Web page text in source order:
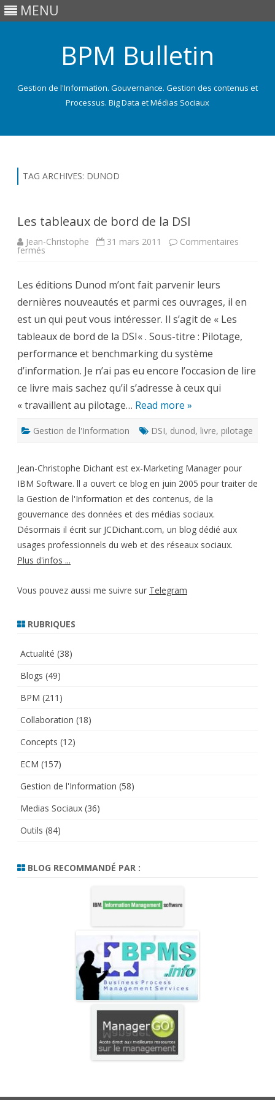
MENU
BPM Bulletin
Gestion de l'Information. Gouvernance. Gestion des contenus et
Processus. Big Data et Médias Sociaux
TAG ARCHIVES: DUNOD
Les tableaux de bord de la DSI
Jean-Christophe 31 mars 2011 Commentaires
fermés
bord
de
la
DSI
Les éditions Dunod m’ont fait parvenir leurs
dernières nouveautés et parmi ces ouvrages, il en
est un qui peut vous intéresser. Il s’agit de « Les
tableaux de bord de la DSI« . Sous-titre : Pilotage,
performance et benchmarking du système
d’information. Je n’ai pas eu encore l’occasion de lire
ce livre mais sachez qu’il s’adresse à ceux qui
« travaillent au pilotage… Read more »
Gestion de l'Information DSI, dunod, livre, pilotage
Jean-Christophe Dichant est ex-Marketing Manager pour
IBM Software. ll a ouvert ce blog en juin 2005 pour traiter de
la Gestion de l'Information et des contenus, de la
gouvernance des données et des médias sociaux.
Désormais il écrit sur JCDichant.com, un blog dédié aux
usages professionnels du web et des réseaux sociaux.
Plus d'infos ...
Vous pouvez aussi me suivre sur Telegram
RUBRIQUES
Actualité (38)
Blogs (49)
BPM (211)
Collaboration (18)
Concepts (12)
ECM (157)
Gestion de l'Information (58)
Medias Sociaux (36)
Outils (84)
BLOG RECOMMANDÉ PAR :